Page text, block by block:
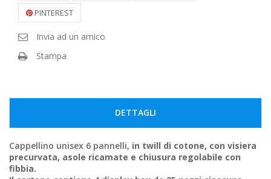
PINTEREST
Invia ad un amico
Stampa
DETTAGLI
Cappellino unisex 6 pannelli, in twill di cotone, con visiera
precurvata, asole ricamate e chiusura regolabile con
fibbia.